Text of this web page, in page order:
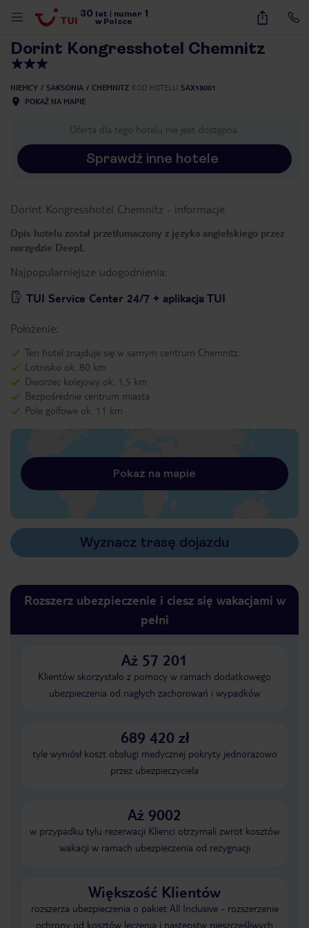
30 lat numer 1
w Polsce
40
Dorint Kongresshotel Chemnitz
NIEMCY SAKSONIA CHEMNITZ KOD HOTELU SAX18001
POKAŻ NA MAPIE
Oferta dla tego hotelu nie jest dostępna.
Sprawdź inne hotele
Dorint Kongresshotel Chemnitz - informacje
Opis hotelu został przetłumaczony z języka angielskiego przez
narzędzie DeepL
Najpopularniejsze udogodnienia:
TUI Service Center 24/7 + aplikacja TUI
Położenie:
Ten hotel znajduje się w samym centrum Chemnitz.
Lotnisko ok. 80 km
Dworzec kolejowy ok. 1,5 km
Bezpośrednie centrum miasta
Pole golfowe ok. 11 km
Pokaż na mapie
Wyznacz trasę dojazdu
Rozszerz ubezpieczenie i ciesz się wakacjami w
pełni
Aż 57 201
Klientów skorzystało z pomocy w ramach dodatkowego
ubezpieczenia od nagłych zachorowań i wypadków
689 420 zł
tyle wyniósł koszt obsługi medycznej pokryty jednorazowo
przez ubezpieczyciela
Aż 9002
w przypadku tylu rezerwacji Klienci otrzymali zwrot kosztów
wakacji w ramach ubezpieczenia od rezygnacji
Większość Klientów
rozszerza ubezpieczenia o pakiet All Inclusive - rozszerzenie
ochrony od kosztów leczenia i następstw nieszczęśliwych